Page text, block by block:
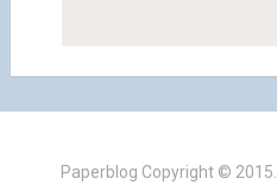
Paperblog Copyright © 2015.